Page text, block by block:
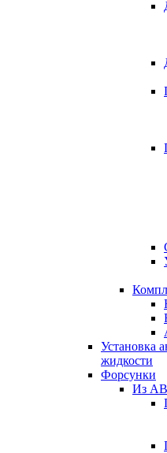
Установка
жидкости
Форсунки
Из